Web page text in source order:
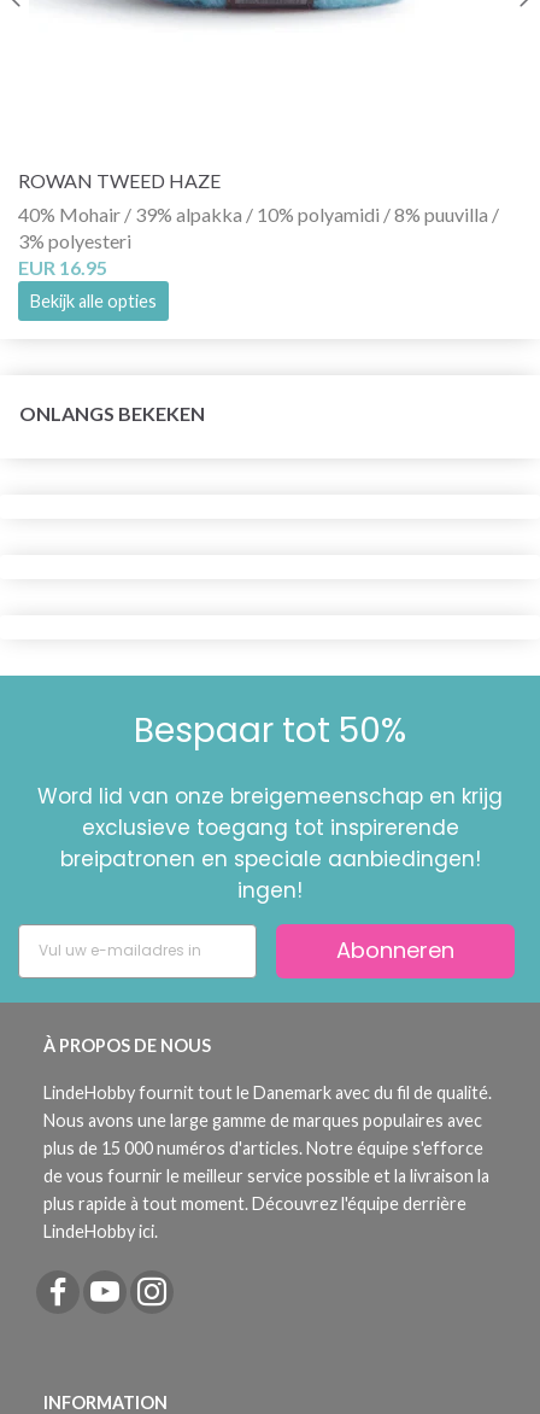
ROWAN TWEED HAZE
40% Mohair / 39% alpakka / 10% polyamidi / 8% puuvilla /
3% polyesteri
EUR 16.95
Bekijk alle opties
ONLANGS BEKEKEN
Bespaar tot 50%
Word lid van onze breigemeenschap en krijg
exclusieve toegang tot inspirerende
breipatronen en speciale aanbiedingen!
ingen!
Abonneren
À PROPOS DE NOUS
LindeHobby fournit tout le Danemark avec du fil de qualité.
Nous avons une large gamme de marques populaires avec
plus de 15 000 numéros d'articles. Notre équipe s'efforce
de vous fournir le meilleur service possible et la livraison la
plus rapide à tout moment. Découvrez l'équipe derrière
LindeHobby ici.
INFORMATION